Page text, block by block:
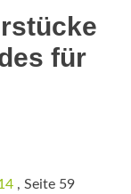
für
, Seite 59